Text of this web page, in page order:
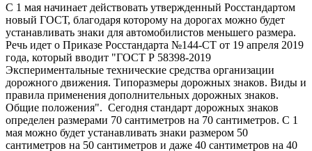
С 1 мая начинает действовать утвержденный Росстандартом
новый ГОСТ, благодаря которому на дорогах можно будет
устанавливать знаки для автомобилистов меньшего размера.
Речь идет о Приказе Росстандарта №144-СТ от 19 апреля 2019
года, который вводит "ГОСТ Р 58398-2019
Экспериментальные технические средства организации
дорожного движения. Типоразмеры дорожных знаков. Виды и
правила применения дополнительных дорожных знаков.
Общие положения". Сегодня стандарт дорожных знаков
определен размерами 70 сантиметров на 70 сантиметров. С 1
мая можно будет устанавливать знаки размером 50
сантиметров на 50 сантиметров и даже 40 сантиметров на 40